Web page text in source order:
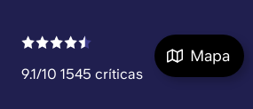
Mapa
9.1/10 1545 críticas